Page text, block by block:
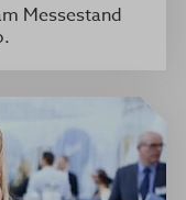
Messestand